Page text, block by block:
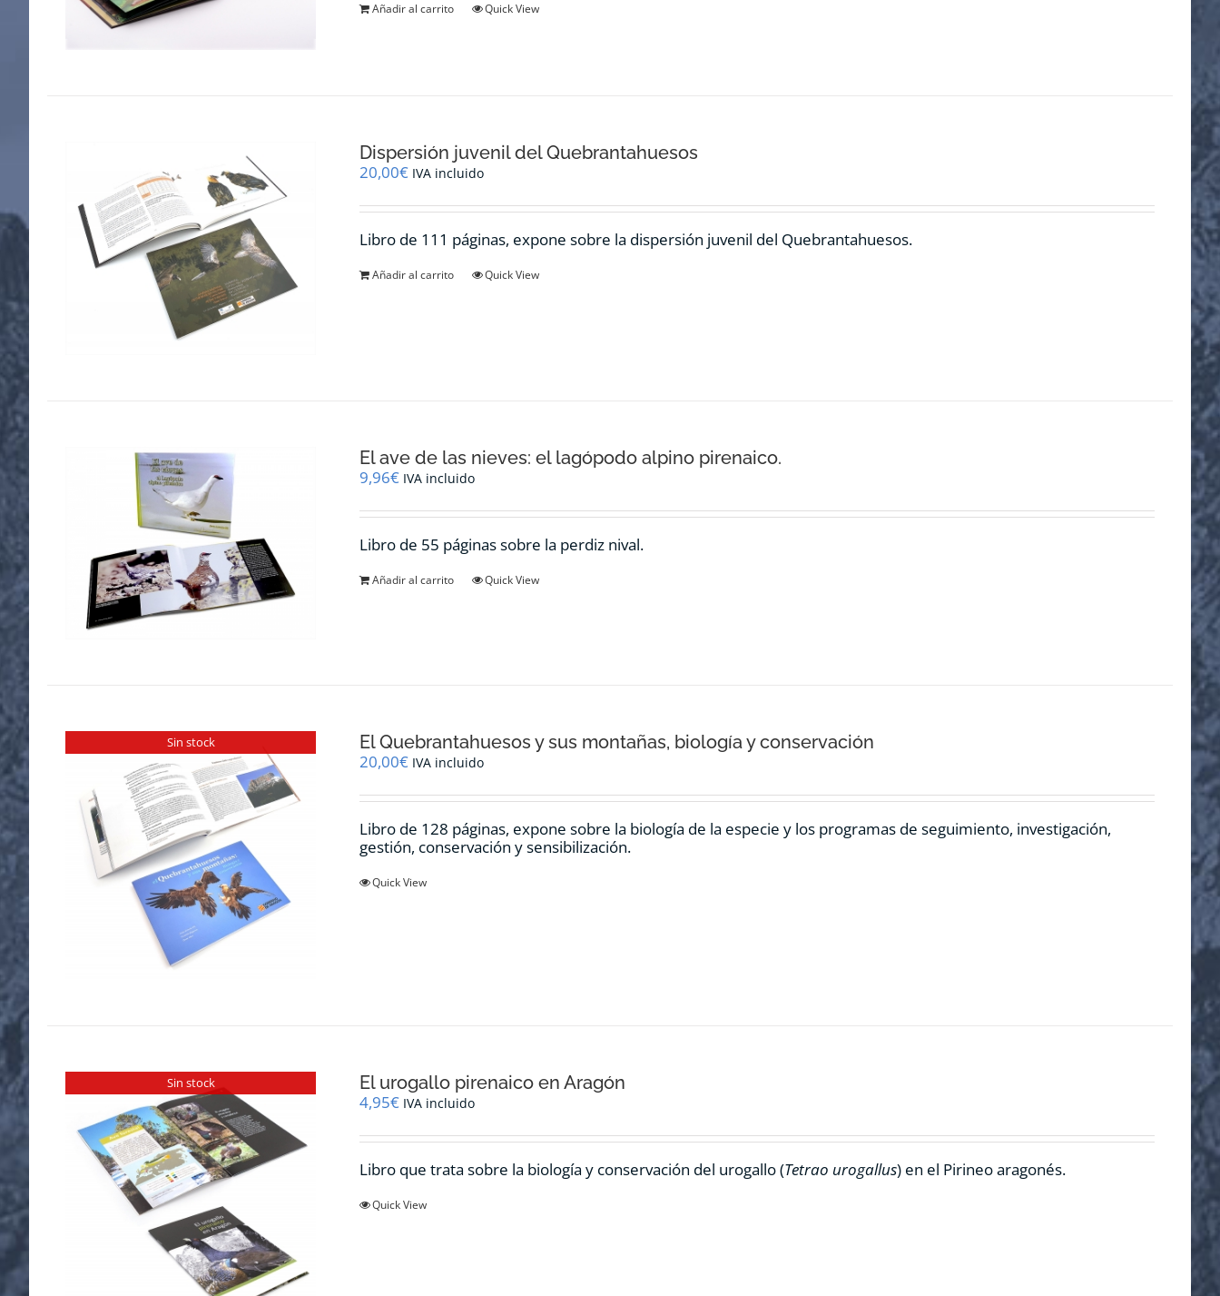
Añadir al carrito Quick View
Dispersión juvenil del Quebrantahuesos
20,00€ IVA incluido
Libro de 111 páginas, expone sobre la dispersión juvenil del Quebrantahuesos.
Añadir al carrito Quick View
El ave de las nieves: el lagópodo alpino pirenaico.
9,96€ IVA incluido
Libro de 55 páginas sobre la perdiz nival.
Añadir al carrito Quick View
Sin stock El Quebrantahuesos y sus montañas, biología y conservación
20,00€ IVA incluido
Libro de 128 páginas, expone sobre la biología de la especie y los programas de seguimiento, investigación,
gestión, conservación y sensibilización.
Quick View
Sin stock El urogallo pirenaico en Aragón
4,95€ IVA incluido
Libro que trata sobre la biología y conservación del urogallo (Tetrao urogallus) en el Pirineo aragonés.
Quick View